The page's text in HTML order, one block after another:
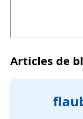
Articles de